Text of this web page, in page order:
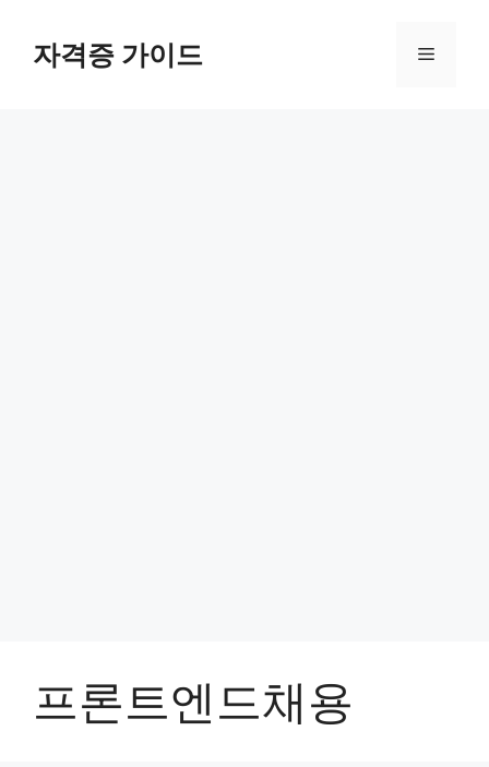
content자격증 가이드 Menu
프론트엔드채용